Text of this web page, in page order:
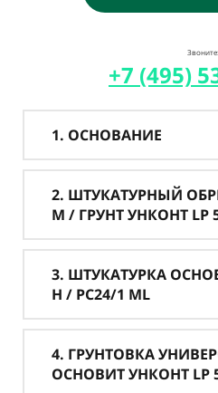
Звоните:
+7 (495)
1. ОСНОВАНИЕ
2. ШТУКАТУРНЫЙ
M / ГРУНТ УНКОНТ LP
3. ШТУКАТУРКА
H / PC24/1 ML
4. ГРУНТОВКА
ОСНОВИТ УНКОНТ LP